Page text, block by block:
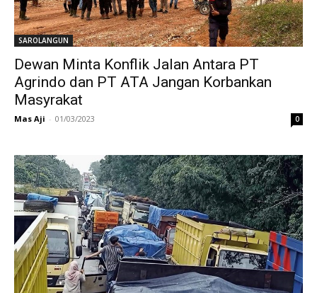
SAROLANGUN
Dewan Minta Konflik Jalan Antara PT
Agrindo dan PT ATA Jangan Korbankan
Masyrakat
Mas Aji - 01/03/2023 0